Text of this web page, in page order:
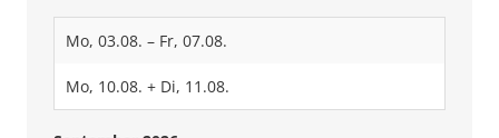
Mo, 03.08. – Fr, 07.08.
Mo, 10.08. + Di, 11.08.